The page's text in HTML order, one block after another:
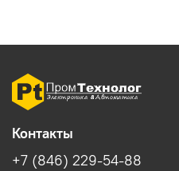
Контакты
+7 (846) 229-54-88